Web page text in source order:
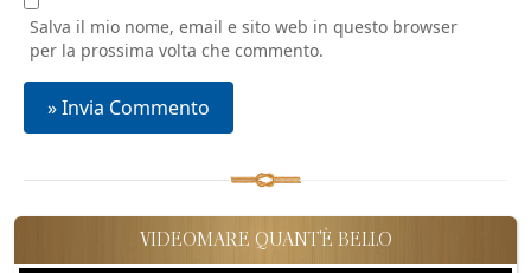
Salva il mio nome, email e sito web in questo browser
per la prossima volta che commento.
VIDEOMARE QUANT'È BELLO